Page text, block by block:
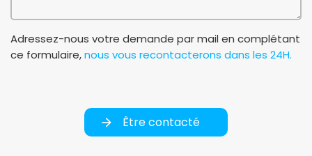
Adressez-nous votre demande par mail en complétant
ce formulaire,nous vous recontacterons dans les 24H.
Être contacté